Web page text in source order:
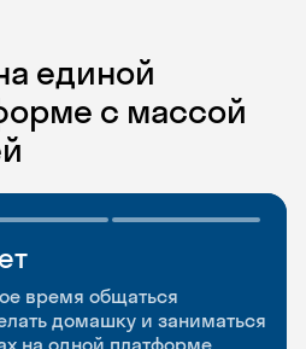
единой
с массой
время общаться
домашку и заниматься
на одной платформе
новые слова где
разговорной практики